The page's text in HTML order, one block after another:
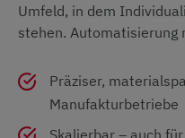
Umfeld, in dem
stehen. Automatisierung
Präziser,
Manufakturbetriebe
Skalierbar – auch